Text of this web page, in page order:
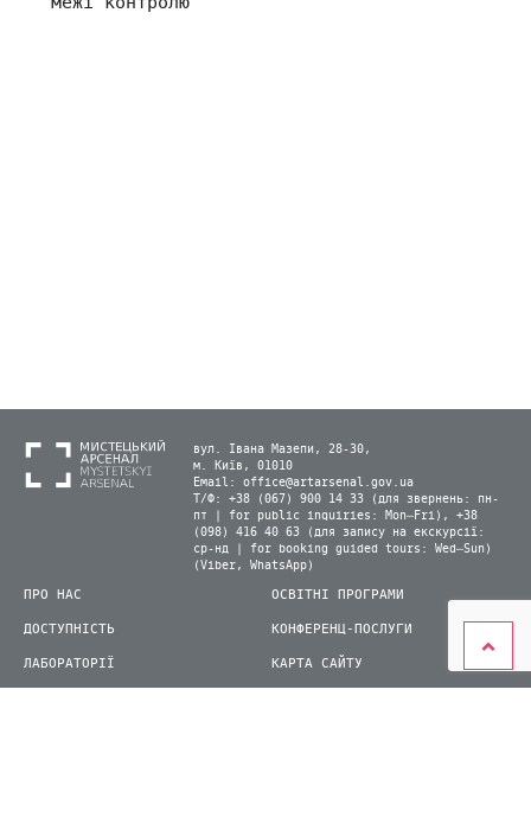
вул. Івана Мазепи, 28-30,
м. Київ, 01010
Email: office@artarsenal.gov.ua
Т/Ф: +38 (067) 900 14 33 (для звернень: пн-
пт | for public inquiries: Mon–Fri), +38
(098) 416 40 63 (для запису на екскурсії:
ср-нд | for booking guided tours: Wed–Sun)
(Viber, WhatsApp)
ПРО НАС
ДОСТУПНІСТЬ
ЛАБОРАТОРІЇ
ОСВІТНІ ПРОГРАМИ
КОНФЕРЕНЦ-ПОСЛУГИ
КАРТА САЙТУ